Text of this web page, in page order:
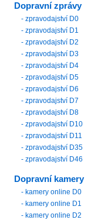
Dopravní zprávy
- zpravodajství D0
- zpravodajství D1
- zpravodajství D2
- zpravodajství D3
- zpravodajství D4
- zpravodajství D5
- zpravodajství D6
- zpravodajství D7
- zpravodajství D8
- zpravodajství D10
- zpravodajství D11
- zpravodajství D35
- zpravodajství D46
Dopravní kamery
- kamery online D0
- kamery online D1
- kamery online D2